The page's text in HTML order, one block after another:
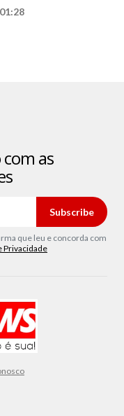
as
Subscribe
que leu e concorda com
Privacidade